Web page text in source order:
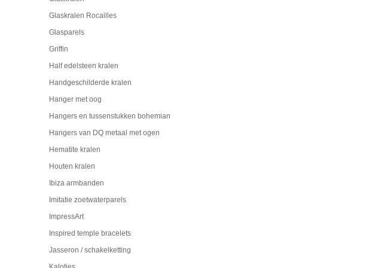
Glaskralen Rocailles
Glasparels
Griffin
Half edelsteen kralen
Handgeschilderde kralen
Hanger met oog
Hangers en tussenstukken bohemian
Hangers van DQ metaal met ogen
Hematite kralen
Houten kralen
Ibiza armbanden
Imitatie zoetwaterparels
ImpressArt
Inspired temple bracelets
Jasseron / schakelketting